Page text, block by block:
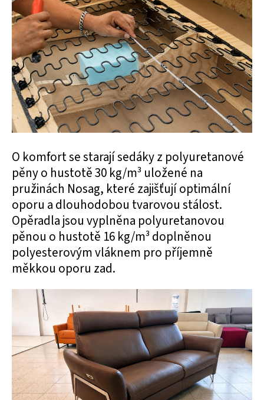
O komfort se starají sedáky z polyuretanové
pěny o hustotě 30 kg/m³ uložené na
pružinách Nosag, které zajišťují optimální
oporu a dlouhodobou tvarovou stálost.
Opěradla jsou vyplněna polyuretanovou
pěnou o hustotě 16 kg/m³ doplněnou
polyesterovým vláknem pro příjemně
měkkou oporu zad.